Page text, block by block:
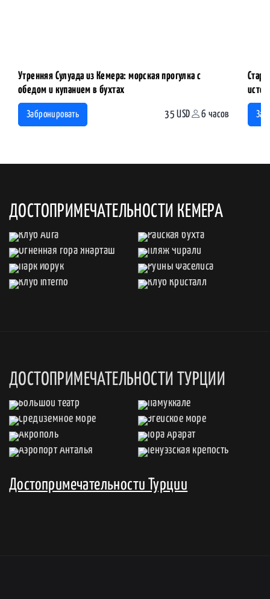
Утренняя Сулуада из Кемера: морская прогулка с
обедом и купанием в бухтах
Забронировать 35 USD 6 часов
ДОСТОПРИМЕЧАТЕЛЬНОСТИ КЕМЕРА
ДОСТОПРИМЕЧАТЕЛЬНОСТИ ТУРЦИИ
Достопримечательности Турции